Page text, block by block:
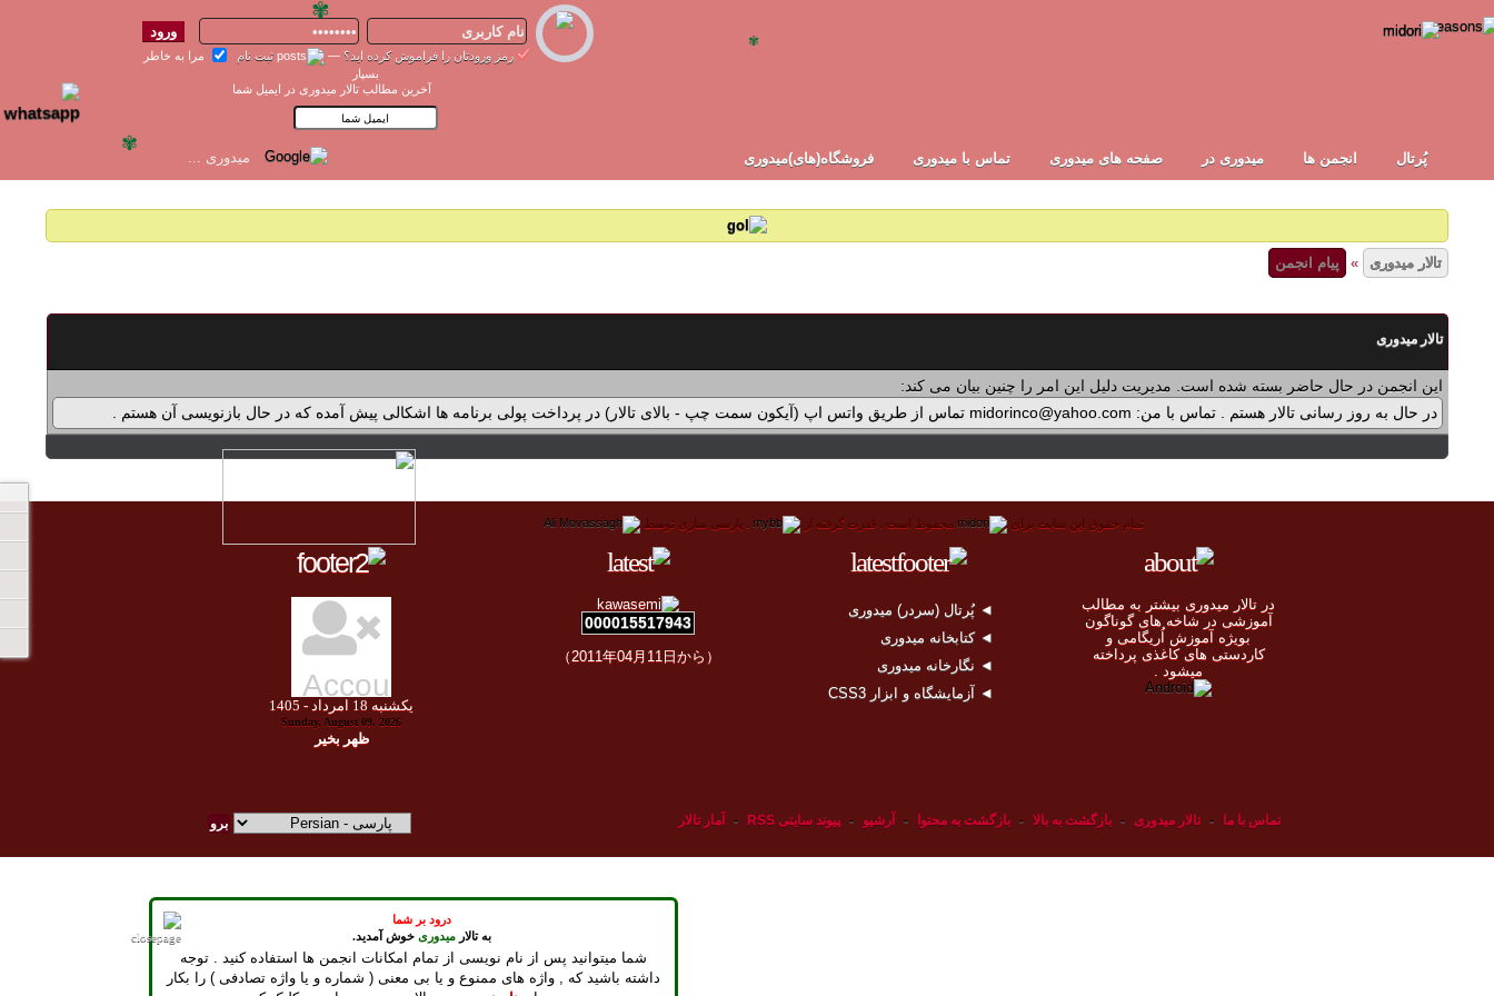
رمز ورودتان را فراموش کرده اید؟ — ثبت نام
مرا به خاطر
بسپار
درود بر شما
به تالار میدوریخوش آمدید.
شما میتوانید پس از نام نویسی از تمام امکانات انجمن ها استفاده کنید . توجه
داشته باشید که , واژه های ممنوع و یا بی معنی ( شماره و یا واژه تصادفی ) را بکار
آخرین مطالب تالار میدوری در ایمیل شما
پُرتال انجمن ها ميدوری در صفحه های میدوری تماس با میدوری فروشگاه(های)میدوری
تالار میدوری » پیام انجمن
تالار میدوری
این انجمن در حال حاضر بسته شده است. مدیریت دلیل این امر را چنین بیان می کند:
در حال به روز رسانی تالار هستم . تماس با من: midorinco@yahoo.com تماس از طریق واتس اپ (آیکون سمت چپ - بالای تالار) در پرداخت پولی برنامه ها اشکالی پیش آمده که در حال بازنویسی آن هستم .
تمام حقوق اين سايت برای محفوظ است . قدرت گرفته از پارسی سازی توسط
يكشنبه امرداد - 1405
Sunday, August 09, 2026
ظهر بخير
000015517943
（2011年04月11日から）
◄ پُرتال (سردر) میدوری
◄ کتابخانه میدوری
◄ نگارخانه میدوری
◄ آزمایشگاه و ابزار CSS3
در تالار میدوری بيشتر به مطالب
آموزشی در شاخه های گوناگون
بویژه آموزش اُريگامی و
کاردستی های کاغذی پرداخته
ميشود .
تماس با ما - تالار میدوری - بازگشت به بالا - بازگشت به محتوا - آرشیو - پیوند سایتی RSS - آمار تالار
✾
✾